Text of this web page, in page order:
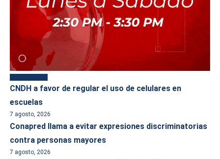
CNDH a favor de regular el uso de celulares en
escuelas
7 agosto, 2026
Conapred llama a evitar expresiones discriminatorias
contra personas mayores
7 agosto, 2026